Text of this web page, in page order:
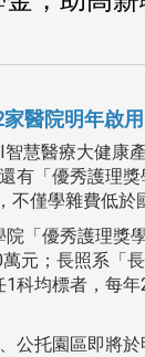
醫院明年啟
慧醫療大健康
有「優秀護理
不僅學雜費低
「優秀護理獎
元；長照系「
科均標者，每
公托園區即將